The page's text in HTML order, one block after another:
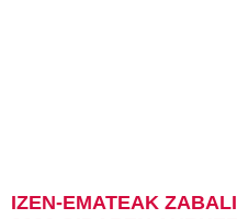
IZEN-EMATEAK